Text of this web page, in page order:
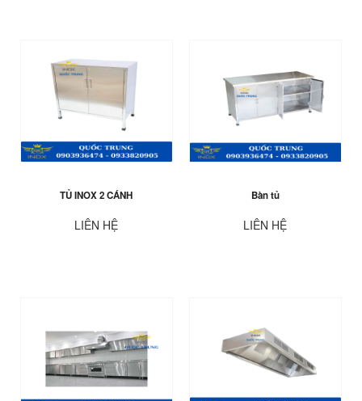
TỦ INOX 2 CÁNH
LIÊN HỆ
Bàn tủ
LIÊN HỆ